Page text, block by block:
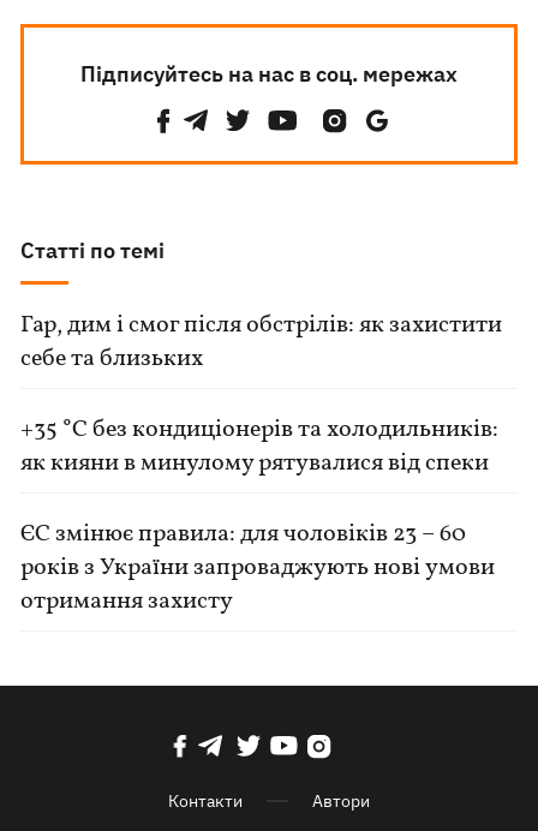
Підписуйтесь на нас в соц. мережах
Статті по темі
Гар, дим і смог після обстрілів: як захистити
себе та близьких
+35 °C без кондиціонерів та холодильників:
як кияни в минулому рятувалися від спеки
ЄС змінює правила: для чоловіків 23 – 60
років з України запроваджують нові умови
отримання захисту
Контакти Автори